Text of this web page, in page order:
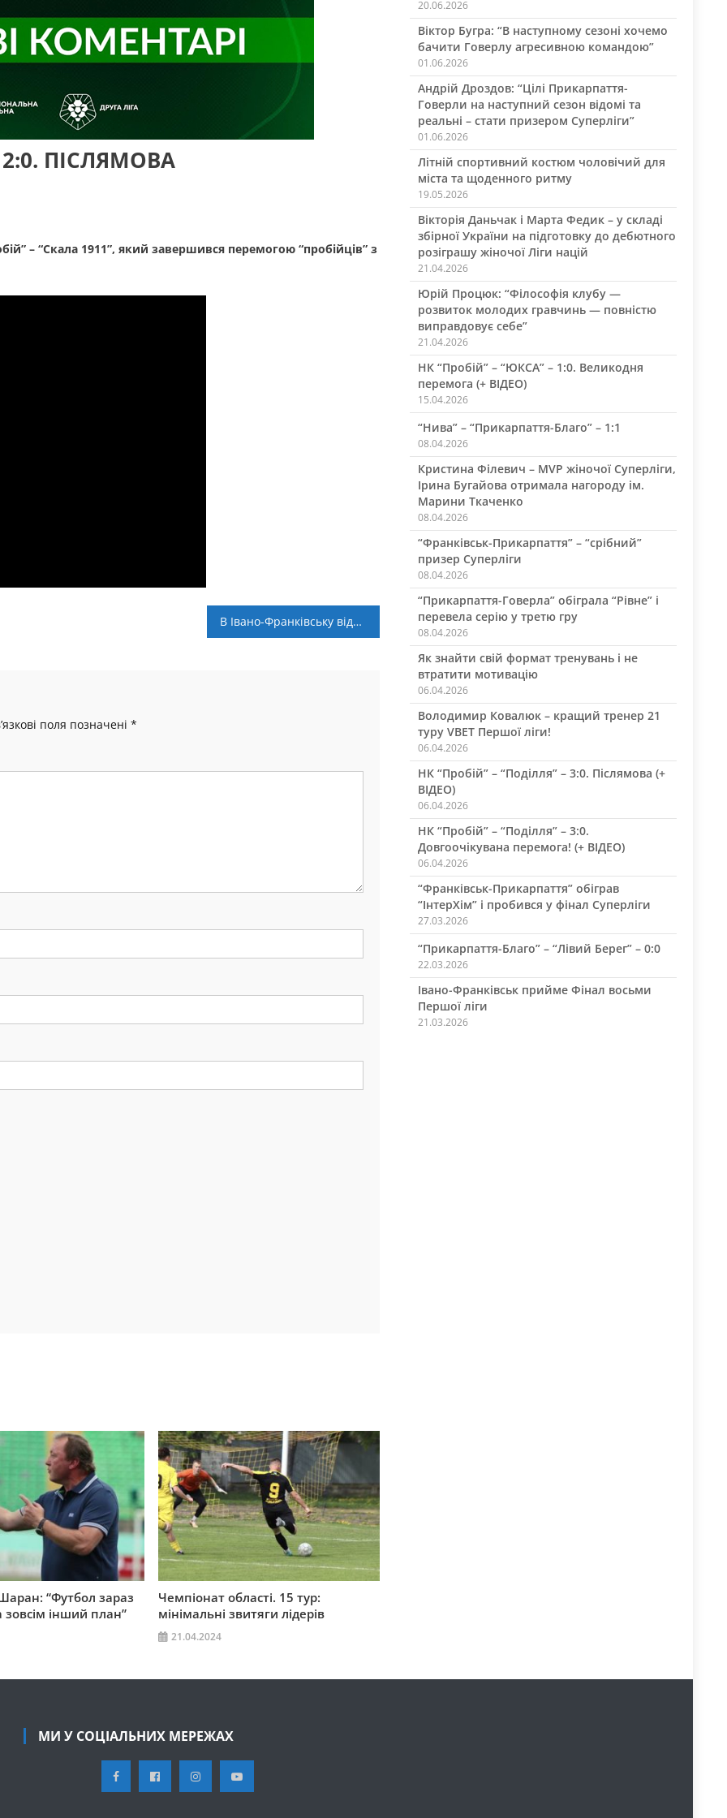
2:0. ПІСЛЯМОВА
– “Скала 1911”, який завершився перемогою “пробійців” з
В Івано-Франківську відбувся “Меморіал ветеранів Прикарпатського футболу”
поля позначені *
“Футбол зараз
зовсім інший план”
Чемпіонат області. 15 тур:
мінімальні звитяги лідерів
21.04.2024
20.06.2026
Віктор Бугра: “В наступному сезоні хочемо
бачити Говерлу агресивною командою”
01.06.2026
Андрій Дроздов: “Цілі Прикарпаття-
Говерли на наступний сезон відомі та
реальні – стати призером Суперліги”
01.06.2026
Літній спортивний костюм чоловічий для
міста та щоденного ритму
19.05.2026
Вікторія Даньчак і Марта Федик – у складі
збірної України на підготовку до дебютного
розіграшу жіночої Ліги націй
21.04.2026
Юрій Процюк: “Філософія клубу —
розвиток молодих гравчинь — повністю
виправдовує себе”
21.04.2026
НК “Пробій” – “ЮКСА” – 1:0. Великодня
перемога (+ ВІДЕО)
15.04.2026
“Нива” – “Прикарпаття-Благо” – 1:1
08.04.2026
Кристина Філевич – MVP жіночої Суперліги,
Ірина Бугайова отримала нагороду ім.
Марини Ткаченко
08.04.2026
“Франківськ-Прикарпаття” – “срібний”
призер Суперліги
08.04.2026
“Прикарпаття-Говерла” обіграла “Рівне” і
перевела серію у третю гру
08.04.2026
Як знайти свій формат тренувань і не
втратити мотивацію
06.04.2026
Володимир Ковалюк – кращий тренер 21
туру VBET Першої ліги!
06.04.2026
НК “Пробій” – “Поділля” – 3:0. Післямова (+
ВІДЕО)
06.04.2026
НК “Пробій” – “Поділля” – 3:0.
Довгоочікувана перемога! (+ ВІДЕО)
06.04.2026
“Франківськ-Прикарпаття” обіграв
“ІнтерХім” і пробився у фінал Суперліги
27.03.2026
“Прикарпаття-Благо” – “Лівий Берег” – 0:0
22.03.2026
Івано-Франківськ прийме Фінал восьми
Першої ліги
21.03.2026
МИ У СОЦІАЛЬНИХ МЕРЕЖАХ